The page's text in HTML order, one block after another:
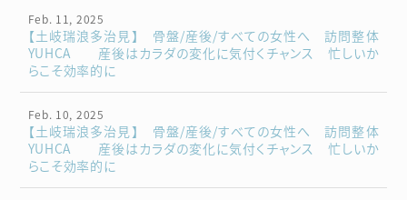
Feb. 11, 2025
【土岐瑞浪多治見】 骨盤/産後/すべての女性へ 訪問整体
YUHCA 産後はカラダの変化に気付くチャンス 忙しいか
らこそ効率的に
Feb. 10, 2025
【土岐瑞浪多治見】 骨盤/産後/すべての女性へ 訪問整体
YUHCA 産後はカラダの変化に気付くチャンス 忙しいか
らこそ効率的に